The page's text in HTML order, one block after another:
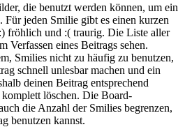
die benutzt werden können, um ein
Für jeden Smilie gibt es einen kurzen
fröhlich und :( traurig. Die Liste aller
Verfassen eines Beitrags sehen.
Smilies nicht zu häufig zu benutzen,
schnell unlesbar machen und ein
deinen Beitrag entsprechend
komplett löschen. Die Board-
die Anzahl der Smilies begrenzen,
benutzen kannst.